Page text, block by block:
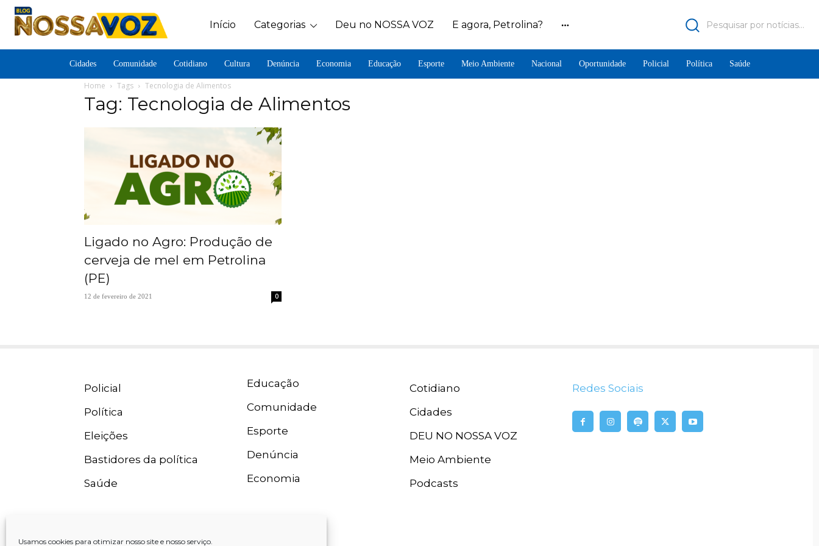
Usamos cookies para otimizar nosso site e nosso serviço.
Início Categorias Deu no NOSSA VOZ E agora, Petrolina? Pesquisar por notícias...
Cidades Comunidade Cotidiano Cultura Denúncia Economia Educação Esporte Meio Ambiente Nacional Oportunidade Policial Política Saúde
Home Tags Tecnologia de Alimentos
Tag: Tecnologia de Alimentos
Ligado no Agro: Produção de
cerveja de mel em Petrolina
(PE)
12 de fevereiro de 2021 0
Policial
Política
Eleições
Bastidores da política
Saúde
Educação
Comunidade
Esporte
Denúncia
Economia
Cotidiano
Cidades
DEU NO NOSSA VOZ
Meio Ambiente
Podcasts
Redes Sociais